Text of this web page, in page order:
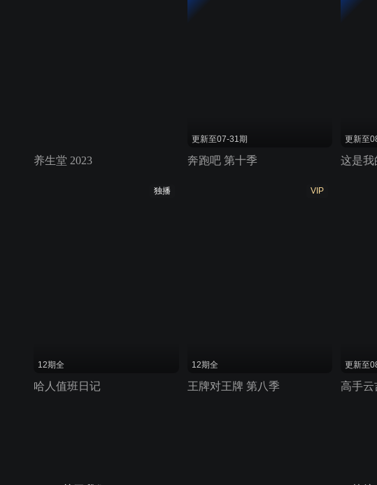
养生堂 2023
更新至07-31期
奔跑吧 第十季
更新至
这是我
独播
12期全
哈人值班日记
VIP
12期全
王牌对王牌 第八季
更新至
高手云